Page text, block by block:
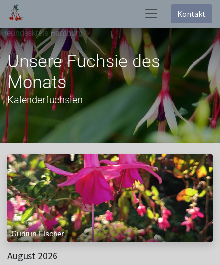
Kontakt
Freundeskreis Hamburg
Unsere Fuchsie des
Monats
Kalenderfuchsien
Gudrun Fischer
August 2026